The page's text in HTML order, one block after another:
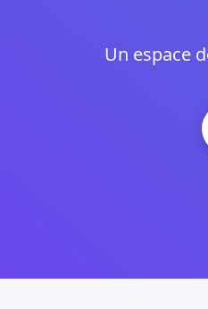
Un espace